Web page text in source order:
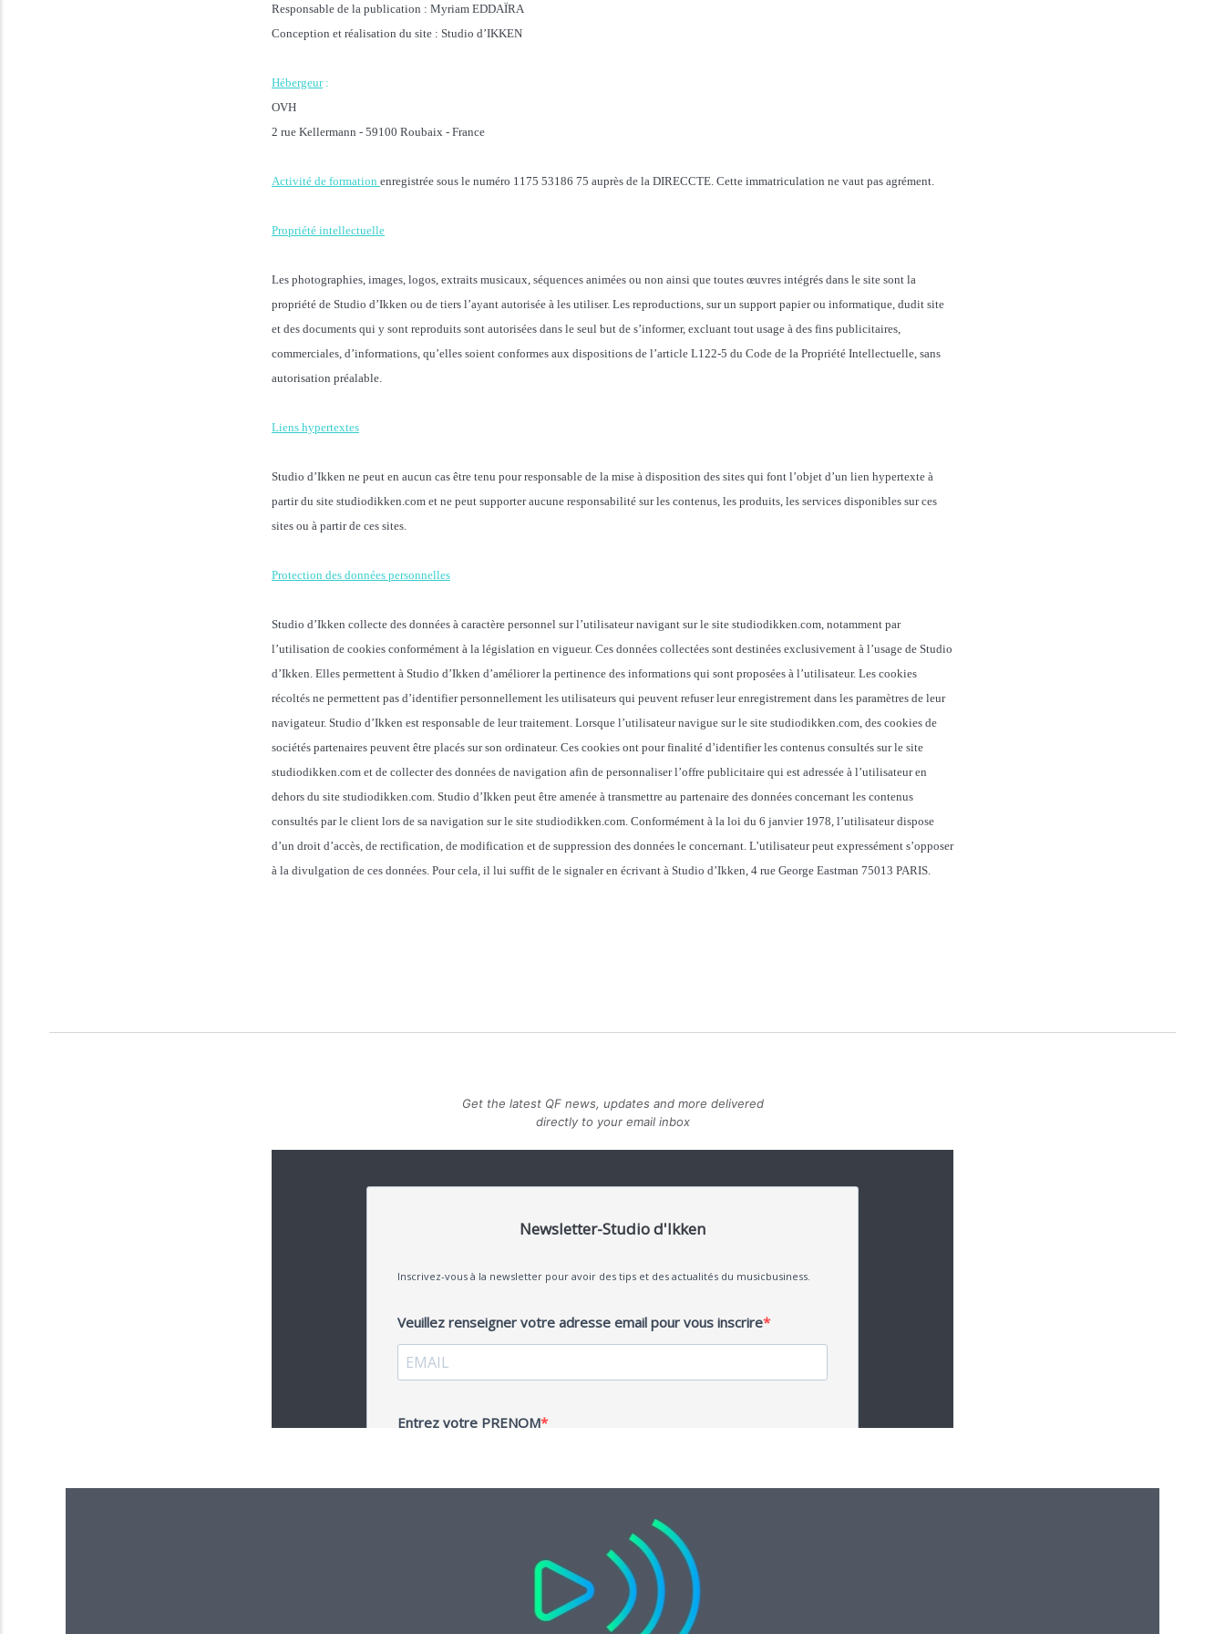
Responsable de la publication : Myriam EDDAÏRA
Conception et réalisation du site : Studio d’IKKEN
Hébergeur:
OVH
2 rue Kellermann - 59100 Roubaix - France
Activité de formation enregistrée sous le numéro 1175 53186 75 auprès de la DIRECCTE. Cette immatriculation ne vaut pas agrément.
Propriété intellectuelle
Les photographies, images, logos, extraits musicaux, séquences animées ou non ainsi que toutes œuvres intégrés dans le site sont la
propriété de Studio d’Ikken ou de tiers l’ayant autorisée à les utiliser. Les reproductions, sur un support papier ou informatique, dudit site
et des documents qui y sont reproduits sont autorisées dans le seul but de s’informer, excluant tout usage à des fins publicitaires,
commerciales, d’informations, qu’elles soient conformes aux dispositions de l’article L122-5 du Code de la Propriété Intellectuelle, sans
autorisation préalable.
Liens hypertextes
Studio d’Ikken ne peut en aucun cas être tenu pour responsable de la mise à disposition des sites qui font l’objet d’un lien hypertexte à
partir du site studiodikken.com et ne peut supporter aucune responsabilité sur les contenus, les produits, les services disponibles sur ces
sites ou à partir de ces sites.
Protection des données personnelles
Studio d’Ikken collecte des données à caractère personnel sur l’utilisateur navigant sur le site studiodikken.com, notamment par
l’utilisation de cookies conformément à la législation en vigueur. Ces données collectées sont destinées exclusivement à l’usage de Studio
d’Ikken. Elles permettent à Studio d’Ikken d’améliorer la pertinence des informations qui sont proposées à l’utilisateur. Les cookies
récoltés ne permettent pas d’identifier personnellement les utilisateurs qui peuvent refuser leur enregistrement dans les paramètres de leur
navigateur. Studio d’Ikken est responsable de leur traitement. Lorsque l’utilisateur navigue sur le site studiodikken.com, des cookies de
sociétés partenaires peuvent être placés sur son ordinateur. Ces cookies ont pour finalité d’identifier les contenus consultés sur le site
studiodikken.com et de collecter des données de navigation afin de personnaliser l’offre publicitaire qui est adressée à l’utilisateur en
dehors du site studiodikken.com. Studio d’Ikken peut être amenée à transmettre au partenaire des données concernant les contenus
consultés par le client lors de sa navigation sur le site studiodikken.com. Conformément à la loi du 6 janvier 1978, l’utilisateur dispose
d’un droit d’accès, de rectification, de modification et de suppression des données le concernant. L’utilisateur peut expressément s’opposer
à la divulgation de ces données. Pour cela, il lui suffit de le signaler en écrivant à Studio d’Ikken, 4 rue George Eastman 75013 PARIS.
Get the latest QF news, updates and more delivered
directly to your email inbox